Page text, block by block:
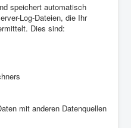
speichert automatisch
Log-Dateien, die Ihr
Dies sind:
mit anderen Datenquellen